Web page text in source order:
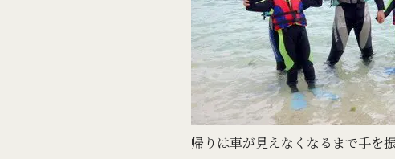
帰りは車が見えなくなるまで手を